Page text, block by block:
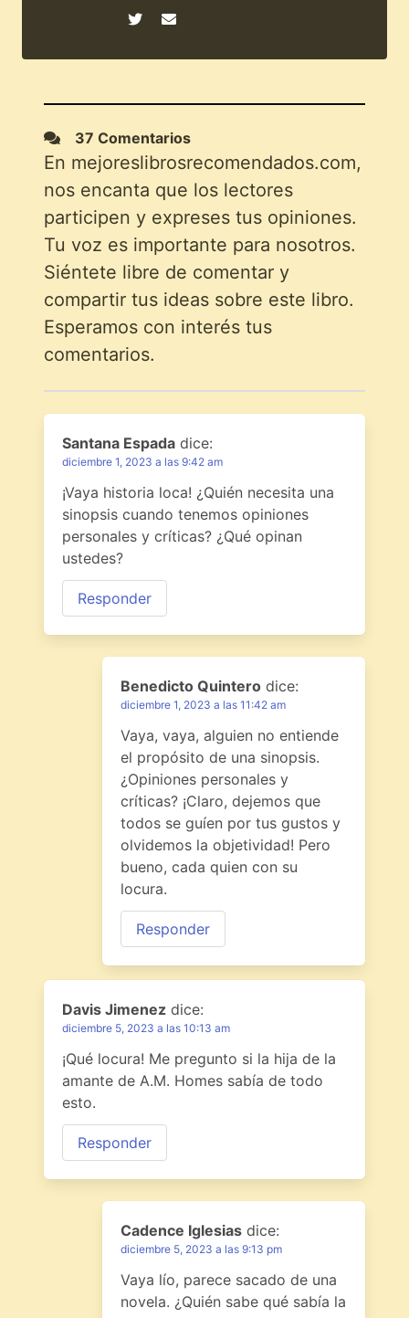
37 Comentarios
En mejoreslibrosrecomendados.com,
nos encanta que los lectores
participen y expreses tus opiniones.
Tu voz es importante para nosotros.
Siéntete libre de comentar y
compartir tus ideas sobre este libro.
Esperamos con interés tus
comentarios.
Santana Espada dice:
diciembre 1, 2023 a las 9:42 am
¡Vaya historia loca! ¿Quién necesita una
sinopsis cuando tenemos opiniones
personales y críticas? ¿Qué opinan
ustedes?
Responder
Benedicto Quintero dice:
diciembre 1, 2023 a las 11:42 am
Vaya, vaya, alguien no entiende
el propósito de una sinopsis.
¿Opiniones personales y
críticas? ¡Claro, dejemos que
todos se guíen por tus gustos y
olvidemos la objetividad! Pero
bueno, cada quien con su
locura.
Responder
Davis Jimenez dice:
diciembre 5, 2023 a las 10:13 am
¡Qué locura! Me pregunto si la hija de la
amante de A.M. Homes sabía de todo
esto.
Responder
Cadence Iglesias dice:
diciembre 5, 2023 a las 9:13 pm
Vaya lío, parece sacado de una
novela. ¿Quién sabe qué sabía la